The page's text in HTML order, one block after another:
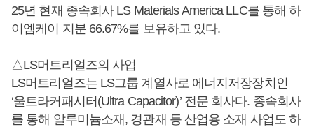
25년 현재 종속회사 LS Materials America LLC를 통해 하
이엠케이 지분 66.67%를 보유하고 있다.
△LS머트리얼즈의 사업
LS머트리얼즈는 LS그룹 계열사로 에너지저장장치인
‘울트라커패시터(Ultra Capacitor)’ 전문 회사다. 종속회사
를 통해 알루미늄소재, 경관재 등 산업용 소재 사업도 하